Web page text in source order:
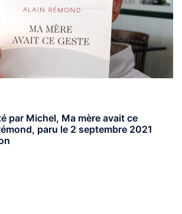
par Michel, Ma mère avait ce
paru le 2 septembre 2021